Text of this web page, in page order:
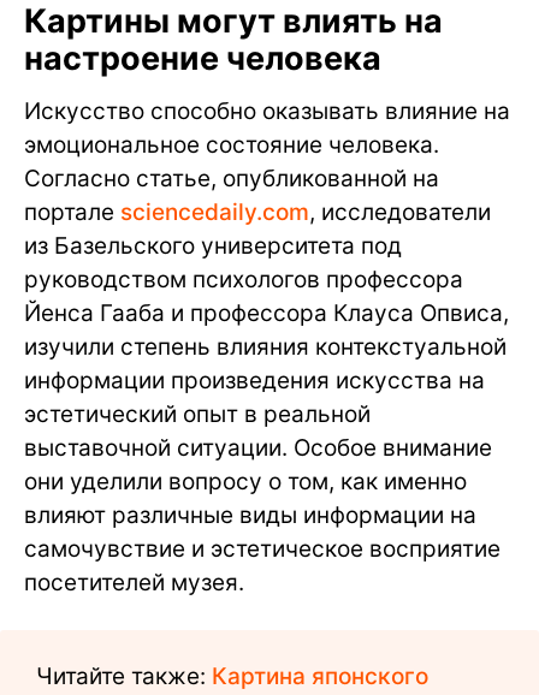
Картины могут влиять на
настроение человека
Искусство способно оказывать влияние на
эмоциональное состояние человека.
Согласно статье, опубликованной на
портале sciencedaily.com, исследователи
из Базельского университета под
руководством психологов профессора
Йенса Гааба и профессора Клауса Опвиса,
изучили степень влияния контекстуальной
информации произведения искусства на
эстетический опыт в реальной
выставочной ситуации. Особое внимание
они уделили вопросу о том, как именно
влияют различные виды информации на
самочувствие и эстетическое восприятие
посетителей музея.
Читайте также: Картина японского